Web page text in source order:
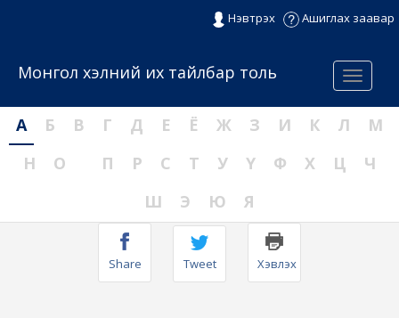
Нэвтрэх Ашиглах заавар
Menu
Монгол хэлний их тайлбар толь
А Б В Г Д Е Ё Ж З И К Л
М
Н
О П Р С Т У Ү Ф Х Ц
Ч
Ш
Э Ю Я
Share Tweet Хэвлэх